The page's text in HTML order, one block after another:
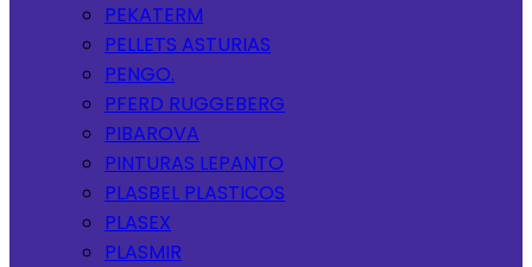
PEKATERM
PELLETS ASTURIAS
PENGO.
PFERD RUGGEBERG
PIBAROVA
PINTURAS LEPANTO
PLASBEL PLASTICOS
PLASEX
PLASMIR